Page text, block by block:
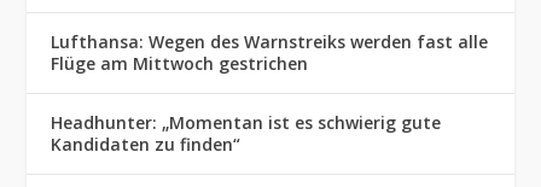
Lufthansa: Wegen des Warnstreiks werden fast alle
Flüge am Mittwoch gestrichen
Headhunter: „Momentan ist es schwierig gute
Kandidaten zu finden“